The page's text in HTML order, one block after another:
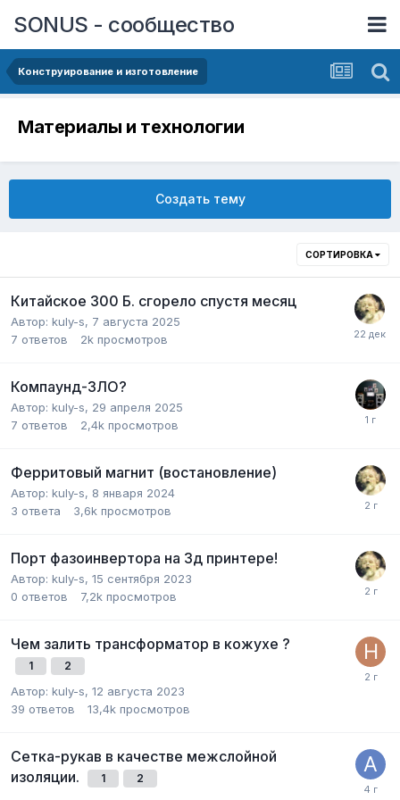
SONUS - сообщество
Конструирование и изготовление
Материалы и технологии
Создать тему
СОРТИРОВКА
Китайское 300 Б. сгорело спустя месяц
Автор: kuly-s, 7 августа 2025
7 ответов 2k просмотров
Компаунд-ЗЛО?
Автор: kuly-s, 29 апреля 2025
7 ответов 2,4k просмотров
Ферритовый магнит (востановление)
Автор: kuly-s, 8 января 2024
3 ответа 3,6k просмотров
Порт фазоинвертора на 3д принтере!
Автор: kuly-s, 15 сентября 2023
0 ответов 7,2k просмотров
Чем залить трансформатор в кожухе ?
1 2
Автор: kuly-s, 12 августа 2023
39 ответов 13,4k просмотров
Сетка-рукав в качестве межслойной
изоляции.
1 2